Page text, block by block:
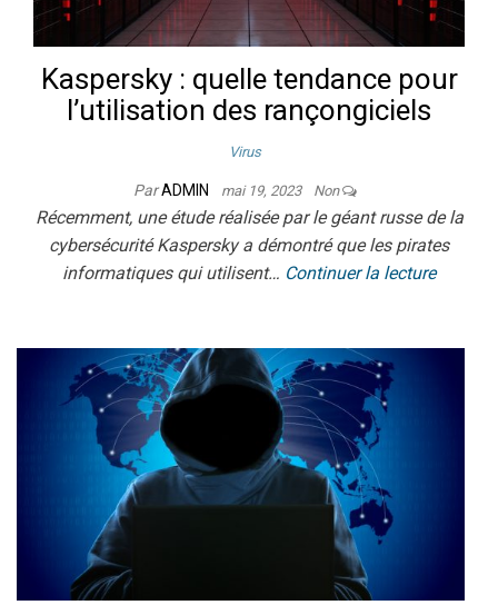
Kaspersky : quelle tendance pour
l’utilisation des rançongiciels
Virus
ParADMIN mai 19, 2023 Non
Récemment, une étude réalisée par le géant russe de la
cybersécurité Kaspersky a démontré que les pirates
informatiques qui utilisent… Continuer la lecture